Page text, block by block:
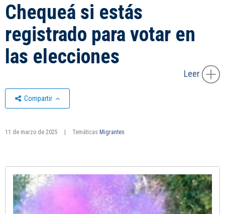
Chequeá si estás
registrado para votar en
las elecciones
Leer
Compartir
11 de marzo de 2025 Temáticas Migrantes